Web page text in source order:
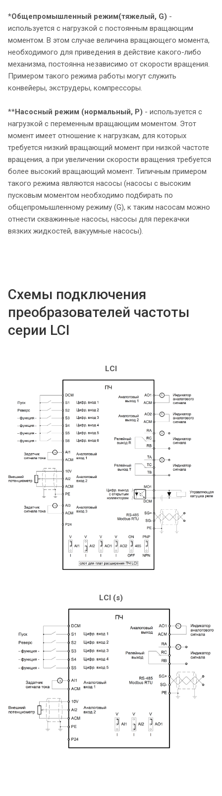
*Общепромышленный режим(тяжелый, G) -
используется с нагрузкой с постоянным вращающим
моментом. В этом случае величина вращающего момента,
необходимого для приведения в действие какого-либо
механизма, постоянна независимо от скорости вращения.
Примером такого режима работы могут служить
конвейеры, экструдеры, компрессоры.
**Насосный режим (нормальный, P) - используется с
нагрузкой с переменным вращающим моментом. Этот
момент имеет отношение к нагрузкам, для которых
требуется низкий вращающий момент при низкой частоте
вращения, а при увеличении скорости вращения требуется
более высокий вращающий момент. Типичным примером
такого режима являются насосы (насосы с высоким
пусковым моментом необходимо подбирать по
общепромышленному режиму (G), к таким насосам можно
отнести скважинные насосы, насосы для перекачки
вязких жидкостей, вакуумные насосы).
Схемы подключения
преобразователей частоты
серии LCI
LCI
LCI (s)